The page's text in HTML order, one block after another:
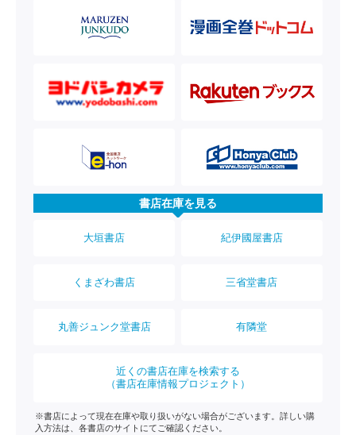
書店在庫を見る
大垣書店 紀伊國屋書店
くまざわ書店 三省堂書店
丸善ジュンク堂書店 有隣堂
近くの書店在庫を検索する
（書店在庫情報プロジェクト）
※書店によって現在在庫や取り扱いがない場合がございます。詳しい購
入方法は、各書店のサイトにてご確認ください。